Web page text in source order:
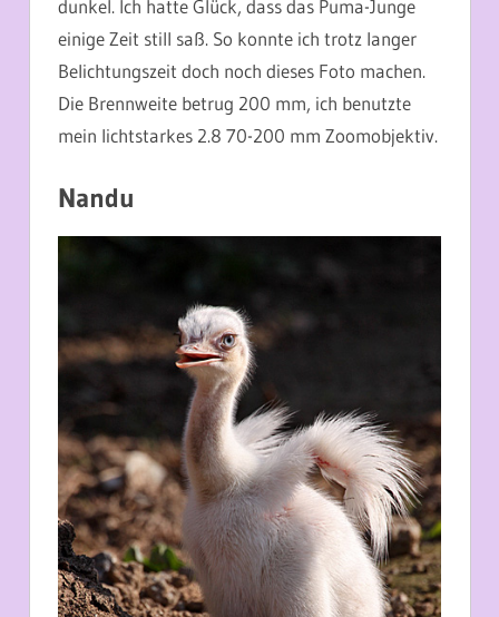
dunkel. Ich hatte Glück, dass das Puma-Junge
einige Zeit still saß. So konnte ich trotz langer
Belichtungszeit doch noch dieses Foto machen.
Die Brennweite betrug 200 mm, ich benutzte
mein lichtstarkes 2.8 70-200 mm Zoomobjektiv.
Nandu